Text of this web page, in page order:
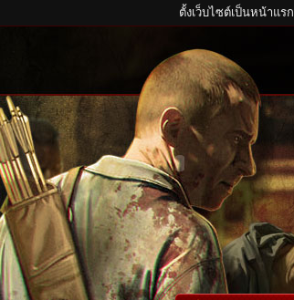
ตั้งเว็บไซต์เป็นหน้าแรก